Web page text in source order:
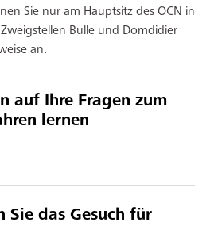
Sie nur am Hauptsitz des OCN in
Bulle und Domdidier
an.
auf Ihre Fragen zum
lernen
Sie das Gesuch für